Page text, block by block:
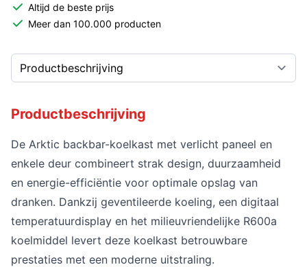
Altijd de beste prijs
Meer dan 100.000 producten
Productbeschrijving
De Arktic backbar-koelkast met verlicht paneel en
enkele deur combineert strak design, duurzaamheid
en energie-efficiëntie voor optimale opslag van
dranken. Dankzij geventileerde koeling, een digitaal
temperatuurdisplay en het milieuvriendelijke R600a
koelmiddel levert deze koelkast betrouwbare
prestaties met een moderne uitstraling.